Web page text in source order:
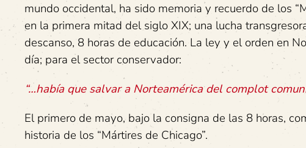
mundo occidental, ha sido memoria y recuerdo de los
en la primera mitad del siglo XIX; una lucha
descanso, 8 horas de educación. La ley y el orden en
día; para el sector conservador:
“…había que salvar a Norteamérica del complot
El primero de mayo, bajo la consigna de las 8 horas,
historia de los “Mártires de Chicago”.